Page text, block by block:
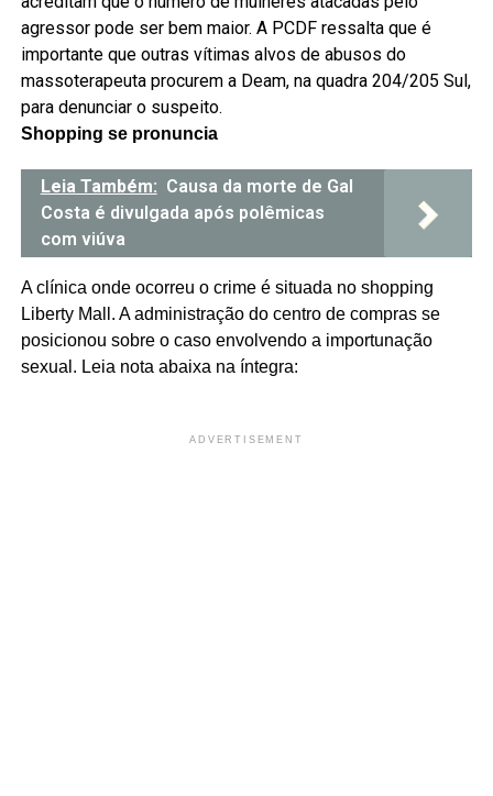
agressor pode ser bem maior. A PCDF ressalta que é
importante que outras vítimas alvos de abusos do
massoterapeuta procurem a Deam, na quadra 204/205 Sul,
para denunciar o suspeito.
Shopping se pronuncia
Leia Também: Causa da morte de Gal
Costa é divulgada após polêmicas
com viúva
A clínica onde ocorreu o crime é situada no shopping
Liberty Mall. A administração do centro de compras se
posicionou sobre o caso envolvendo a importunação
sexual. Leia nota abaixa na íntegra:
ADVERTISEMENT